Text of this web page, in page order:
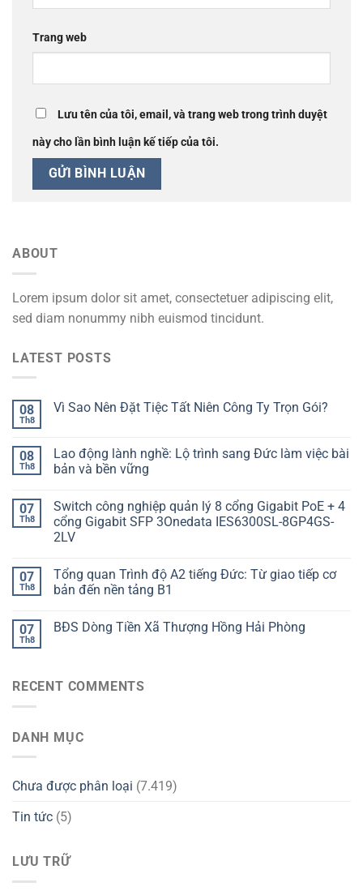
Trang web
Lưu tên của tôi, email, và trang web trong trình duyệt
này cho lần bình luận kế tiếp của tôi.
ABOUT
Lorem ipsum dolor sit amet, consectetuer adipiscing elit,
sed diam nonummy nibh euismod tincidunt.
LATEST POSTS
08
Th8
Vì Sao Nên Đặt Tiệc Tất Niên Công Ty Trọn Gói?
08
Th8
Lao động lành nghề: Lộ trình sang Đức làm việc bài
bản và bền vững
07
Th8
Switch công nghiệp quản lý 8 cổng Gigabit PoE + 4
cổng Gigabit SFP 3Onedata IES6300SL-8GP4GS-
2LV
07
Th8
Tổng quan Trình độ A2 tiếng Đức: Từ giao tiếp cơ
bản đến nền tảng B1
07
Th8
BĐS Dòng Tiền Xã Thượng Hồng Hải Phòng
RECENT COMMENTS
DANH MỤC
Chưa được phân loại (7.419)
Tin tức (5)
LƯU TRỮ